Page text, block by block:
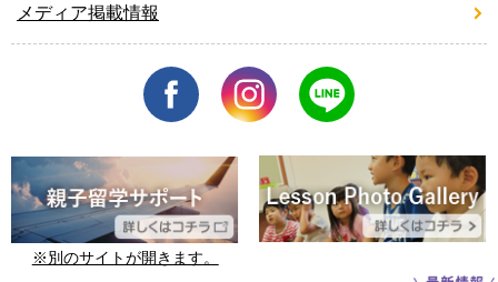
メディア掲載情報
※別のサイトが開きます。